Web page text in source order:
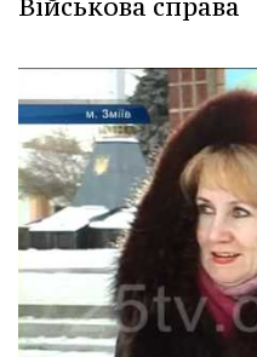
Військова справа